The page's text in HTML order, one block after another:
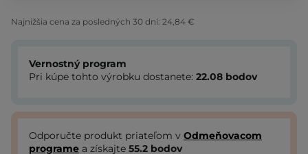
Najnižšia cena za posledných 30 dní: 24,84 €
Vernostný program
Pri kúpe tohto výrobku dostanete: 22.08 bodov
Odporučte produkt priateľom v Odmeňovacom
programe a získajte 55.2 bodov